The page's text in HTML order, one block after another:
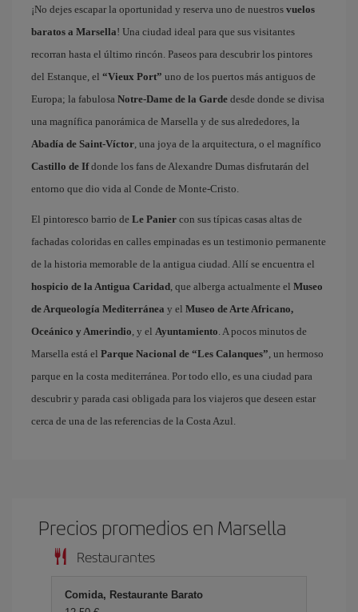
¡No dejes escapar la oportunidad y reserva uno de nuestros vuelos
baratos a Marsella! Una ciudad ideal para que sus visitantes
recorran hasta el último rincón. Paseos para descubrir los pintores
del Estanque, el “Vieux Port” uno de los puertos más antiguos de
Europa; la fabulosa Notre-Dame de la Garde desde donde se divisa
una magnífica panorámica de Marsella y de sus alrededores, la
Abadía de Saint-Víctor, una joya de la arquitectura, o el magnífico
Castillo de Ifdonde los fans de Alexandre Dumas disfrutarán del
entorno que dio vida al Conde de Monte-Cristo.
El pintoresco barrio de Le Panier con sus típicas casas altas de
fachadas coloridas en calles empinadas es un testimonio permanente
de la historia memorable de la antigua ciudad. Allí se encuentra el
hospicio de la Antigua Caridad, que alberga actualmente el Museo
de Arqueología Mediterránea y el Museo de Arte Africano,
Oceánico y Amerindio, y el Ayuntamiento. A pocos minutos de
Marsella está el Parque Nacional de “Les Calanques”, un hermoso
parque en la costa mediterránea. Por todo ello, es una ciudad para
descubrir y parada casi obligada para los viajeros que deseen estar
cerca de una de las referencias de la Costa Azul.
Precios promedios en Marsella
Restaurantes
Comida, Restaurante Barato